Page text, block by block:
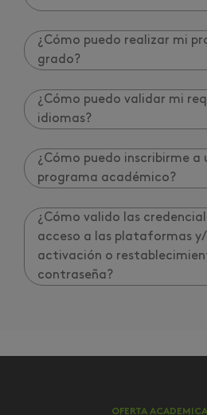
¿Cómo puedo realizar mi
grado?
¿Cómo puedo validar mi
idiomas?
¿Cómo puedo inscribirme a
programa académico?
¿Cómo valido las
acceso a las plataformas
activación o
contraseña?
OFERTA ACADEMICA